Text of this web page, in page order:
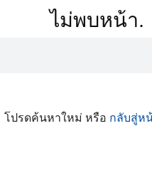
ไม่พบหน้า.
โปรดค้นหาใหม่ หรือ กลับสู่ห